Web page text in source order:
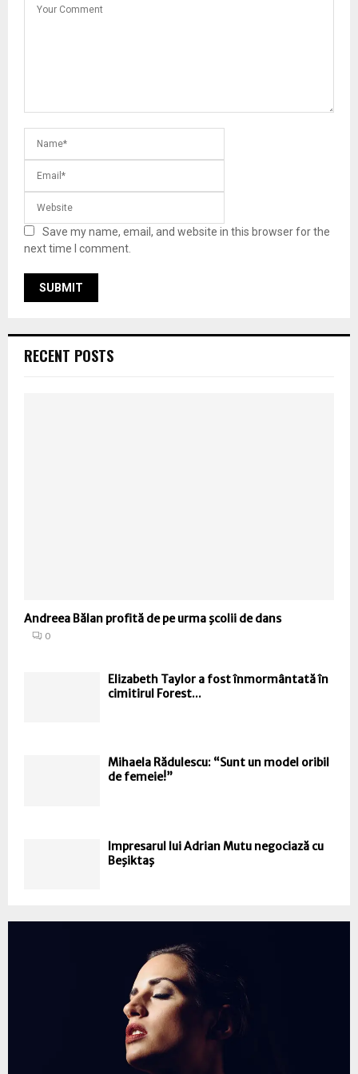
Save my name, email, and website in this browser for the
next time I comment.
RECENT POSTS
Andreea Bălan profită de pe urma şcolii de dans
0
Elizabeth Taylor a fost înmormântată în
cimitirul Forest...
Mihaela Rădulescu: “Sunt un model oribil
de femeie!”
Impresarul lui Adrian Mutu negociază cu
Beşiktaş